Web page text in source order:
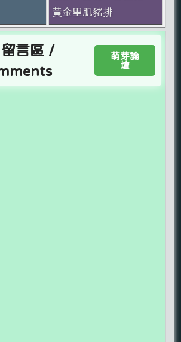
黃金里肌豬排
留言區 /
萌芽論
壇